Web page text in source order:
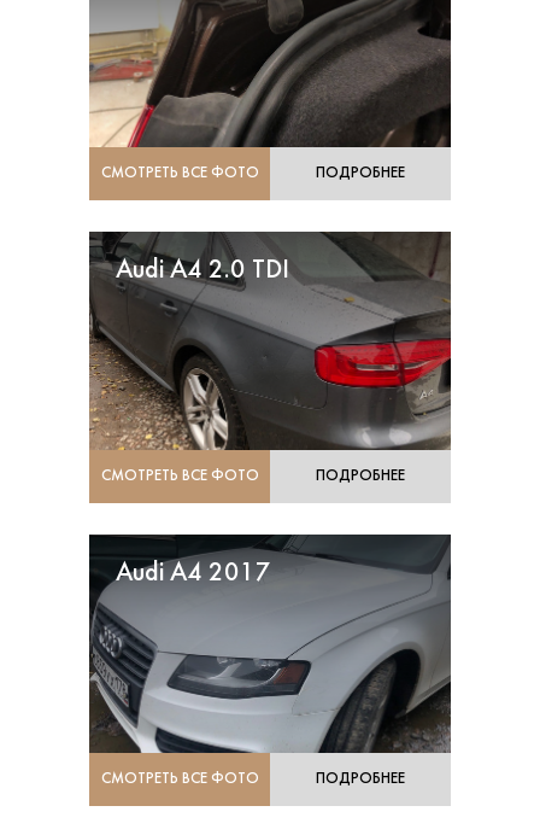
СМОТРЕТЬ ВСЕ ФОТО ПОДРОБНЕЕ
Audi A4 2.0 TDI
СМОТРЕТЬ ВСЕ ФОТО ПОДРОБНЕЕ
Audi A4 2017
СМОТРЕТЬ ВСЕ ФОТО ПОДРОБНЕЕ